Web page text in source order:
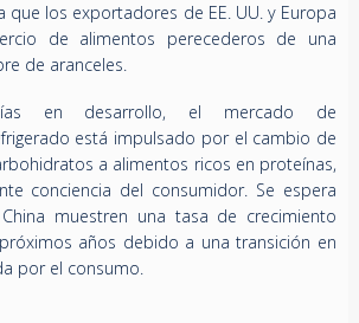
los exportadores de EE. UU. y Europa
de alimentos perecederos de una
de aranceles.
en desarrollo, el mercado de
está impulsado por el cambio de
a alimentos ricos en proteínas,
conciencia del consumidor. Se espera
muestren una tasa de crecimiento
años debido a una transición en
por el consumo.